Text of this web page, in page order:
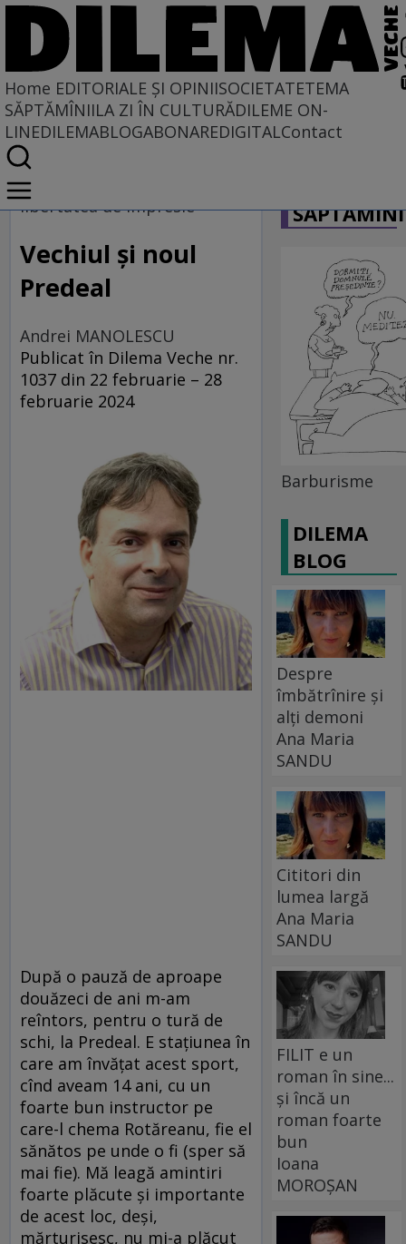
Home EDITORIALE ȘI OPINIISOCIETATETEMA
SĂPTĂMÎNIILA ZI ÎN CULTURĂDILEME ON-
LINEDILEMABLOGABONAREDIGITALContact
Home
EDITORIALE ȘI OPINII
PE CE LUME TRĂIM
libertatea de impresie
Vechiul și noul
Predeal
Andrei MANOLESCU
Publicat în Dilema Veche nr.
1037 din 22 februarie – 28
februarie 2024
După o pauză de aproape
douăzeci de ani m-am
reîntors, pentru o tură de
schi, la Predeal. E stațiunea în
care am învățat acest sport,
cînd aveam 14 ani, cu un
foarte bun instructor pe
care-l chema Rotăreanu, fie el
sănătos pe unde o fi (sper să
mai fie). Mă leagă amintiri
foarte plăcute și importante
de acest loc, deși,
mărturisesc, nu mi-a plăcut
Barburisme
DILEMA
BLOG
Despre
îmbătrînire și
alți demoni
Ana Maria
SANDU
Cititori din
lumea largă
Ana Maria
SANDU
FILIT e un
roman în sine...
și încă un
roman foarte
bun
Ioana
MOROȘAN